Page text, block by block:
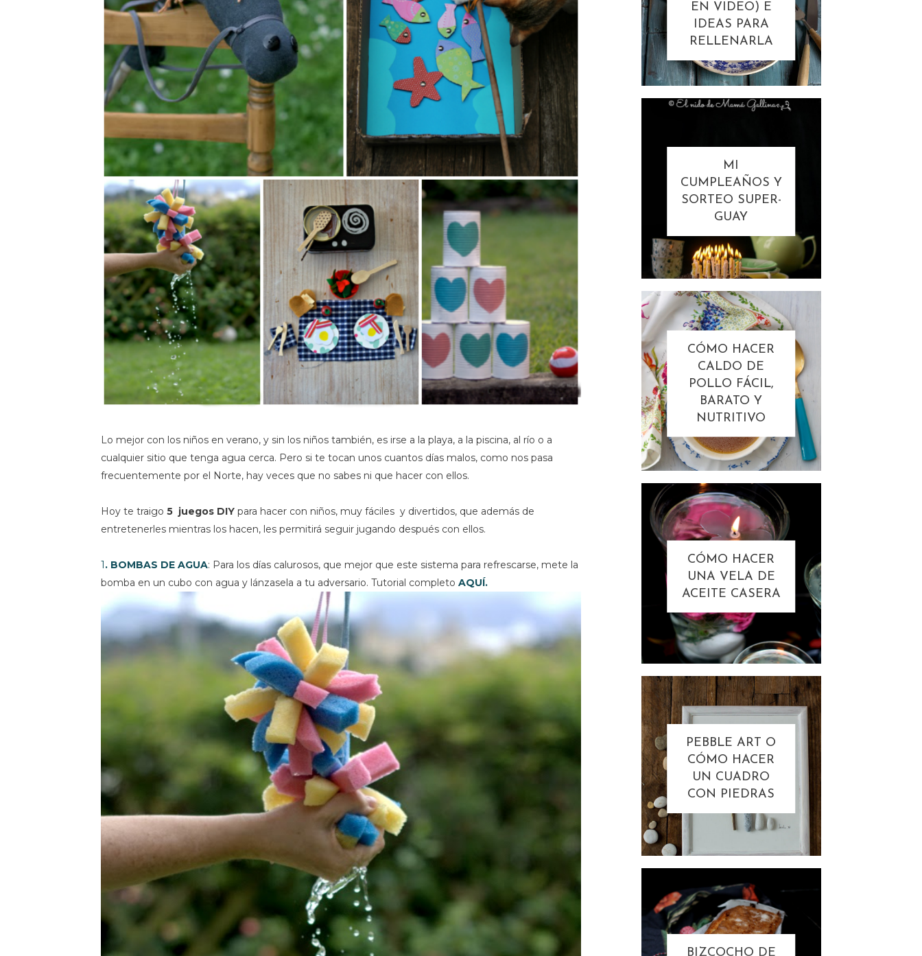
Lo mejor con los niños en verano, y sin los niños también, es irse a la playa, a la piscina, al río o a
cualquier sitio que tenga agua cerca. Pero si te tocan unos cuantos días malos, como nos pasa
frecuentemente por el Norte, hay veces que no sabes ni que hacer con ellos.
Hoy te traigo 5 juegos DIY para hacer con niños, muy fáciles y divertidos, que además de
entretenerles mientras los hacen, les permitirá seguir jugando después con ellos.
1. BOMBAS DE AGUA: Para los días calurosos, que mejor que este sistema para refrescarse, mete la
bomba en un cubo con agua y lánzasela a tu adversario. Tutorial completo AQUÍ.
EN VIDEO) E
IDEAS PARA
RELLENARLA
MI
CUMPLEAÑOS Y
SORTEO SUPER-
GUAY
CÓMO HACER
CALDO DE
POLLO FÁCIL,
BARATO Y
NUTRITIVO
CÓMO HACER
UNA VELA DE
ACEITE CASERA
PEBBLE ART O
CÓMO HACER
UN CUADRO
CON PIEDRAS
BIZCOCHO DE